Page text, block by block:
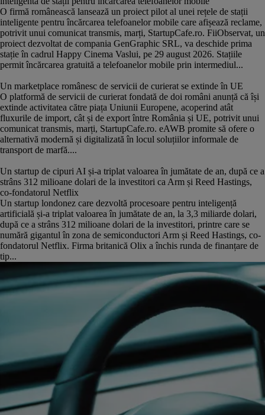
O firmă românească lansează un proiect pilot al unei rețele de stații
inteligente pentru încărcarea telefoanelor mobile care afișează reclame,
potrivit unui comunicat transmis, marți, StartupCafe.ro. FiiObservat, un
proiect dezvoltat de compania GenGraphic SRL, va deschide prima
stație în cadrul Happy Cinema Vaslui, pe 29 august 2026. Stațiile
permit încărcarea gratuită a telefoanelor mobile prin intermediul...
Un marketplace românesc de servicii de curierat se extinde în UE
O platformă de servicii de curierat fondată de doi români anunță că își
extinde activitatea către piața Uniunii Europene, acoperind atât
fluxurile de import, cât și de export între România și UE, potrivit unui
comunicat transmis, marți, StartupCafe.ro. eAWB promite să ofere o
alternativă modernă și digitalizată în locul soluțiilor informale de
transport de marfă....
Un startup de cipuri AI și-a triplat valoarea în jumătate de an, după ce a
strâns 312 milioane dolari de la investitori ca Arm și Reed Hastings,
co-fondatorul Netflix
Un startup londonez care dezvoltă procesoare pentru inteligență
artificială și-a triplat valoarea în jumătate de an, la 3,3 miliarde dolari,
după ce a strâns 312 milioane dolari de la investitori, printre care se
numără gigantul în zona de semiconductori Arm și Reed Hastings, co-
fondatorul Netflix. Firma britanică Olix a închis runda de finanțare de
tip...